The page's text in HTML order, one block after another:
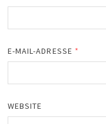
E-MAIL-ADRESSE *
WEBSITE